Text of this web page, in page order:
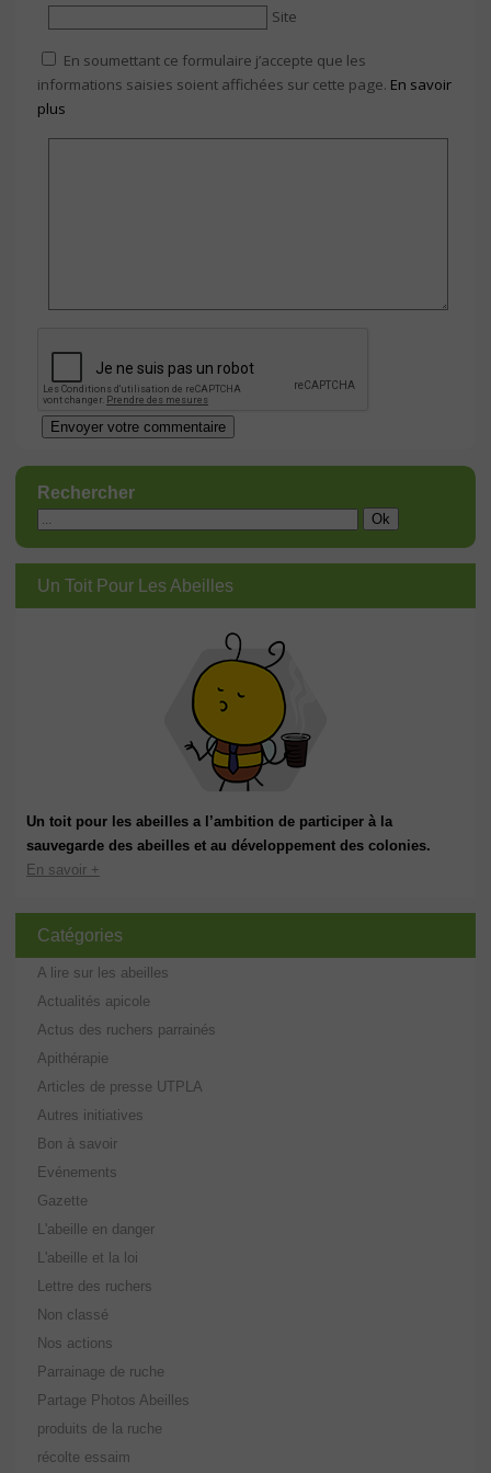
Site
En soumettant ce formulaire j’accepte que les
informations saisies soient affichées sur cette page. En savoir
plus
Rechercher
Un Toit Pour Les Abeilles
Un toit pour les abeilles a l’ambition de participer à la
sauvegarde des abeilles et au développement des colonies.
En savoir +
Catégories
A lire sur les abeilles
Actualités apicole
Actus des ruchers parrainés
Apithérapie
Articles de presse UTPLA
Autres initiatives
Bon à savoir
Evénements
Gazette
L'abeille en danger
L'abeille et la loi
Lettre des ruchers
Non classé
Nos actions
Parrainage de ruche
Partage Photos Abeilles
produits de la ruche
récolte essaim